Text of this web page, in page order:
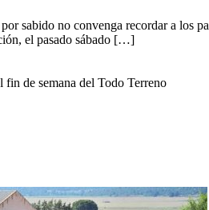
sabido no convenga recordar a
el pasado sábado […]
de semana del Todo Terreno